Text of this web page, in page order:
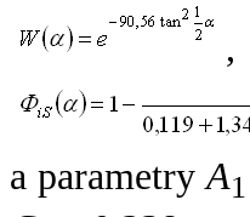
,
a parametryA1